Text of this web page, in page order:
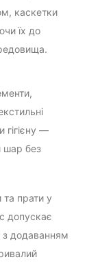
каскетки
їх до
гігієну —
шар без
прати у
допускає
з додаванням